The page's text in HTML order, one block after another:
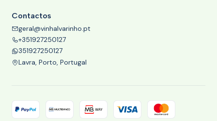
Contactos
geral@vinhalvarinho.pt
+351927250127
351927250127
Lavra, Porto, Portugal